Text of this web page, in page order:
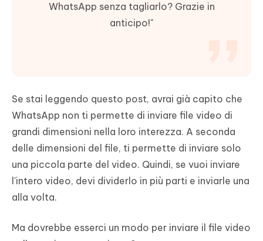
WhatsApp senza tagliarlo? Grazie in
anticipo!"
Se stai leggendo questo post, avrai già capito che
WhatsApp non ti permette di inviare file video di
grandi dimensioni nella loro interezza. A seconda
delle dimensioni del file, ti permette di inviare solo
una piccola parte del video. Quindi, se vuoi inviare
l'intero video, devi dividerlo in più parti e inviarle una
alla volta.
Ma dovrebbe esserci un modo per inviare il file video